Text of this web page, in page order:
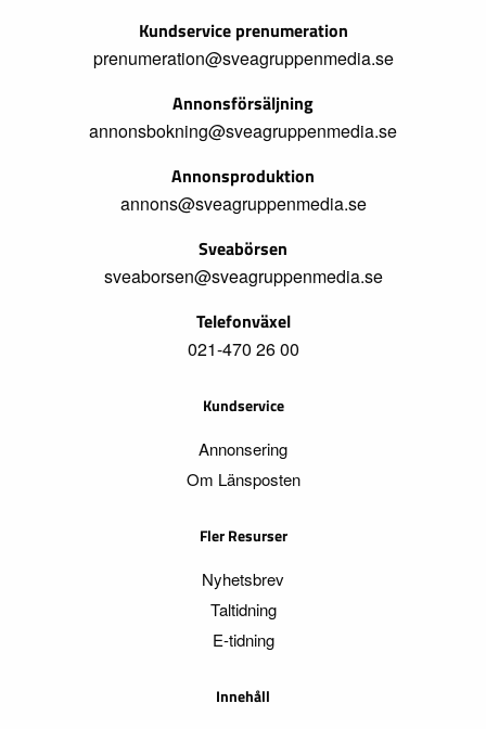
Kundservice prenumeration
prenumeration@sveagruppenmedia.se
Annonsförsäljning
annonsbokning@sveagruppenmedia.se
Annonsproduktion
annons@sveagruppenmedia.se
Sveabörsen
sveaborsen@sveagruppenmedia.se
Telefonväxel
021-470 26 00
Kundservice
Annonsering
Om Länsposten
Fler Resurser
Nyhetsbrev
Taltidning
E-tidning
Innehåll